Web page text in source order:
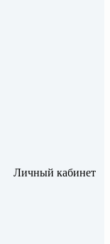
Личный кабинет